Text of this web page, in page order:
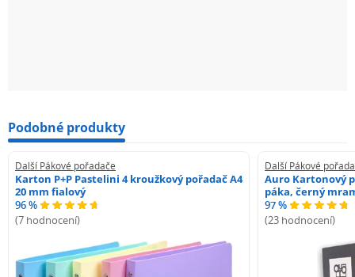
Podobné produkty
Další Pákové pořadače
Karton P+P Pastelini 4 kroužkový pořadač A4
20 mm fialový
96 %
(7 hodnocení)
Další Pákové
Auro Kartonový
páka, černý
97 %
(23 hodnocení)